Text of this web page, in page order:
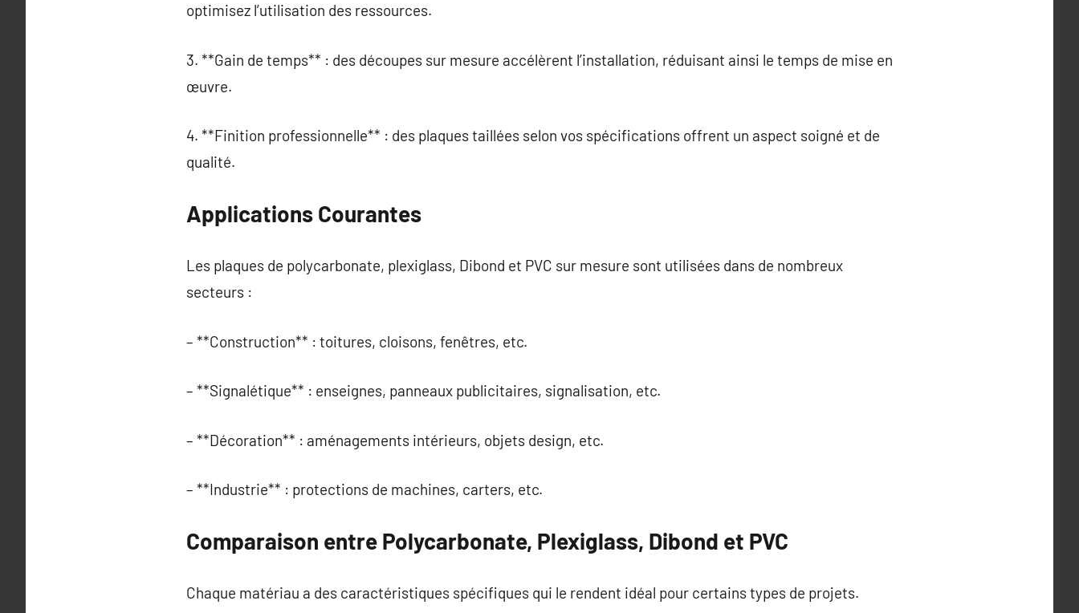
optimisez l’utilisation des ressources.
3. **Gain de temps** : des découpes sur mesure accélèrent l’installation, réduisant ainsi le temps de mise en
œuvre.
4. **Finition professionnelle** : des plaques taillées selon vos spécifications offrent un aspect soigné et de
qualité.
Applications Courantes
Les plaques de polycarbonate, plexiglass, Dibond et PVC sur mesure sont utilisées dans de nombreux
secteurs :
– **Construction** : toitures, cloisons, fenêtres, etc.
– **Signalétique** : enseignes, panneaux publicitaires, signalisation, etc.
– **Décoration** : aménagements intérieurs, objets design, etc.
– **Industrie** : protections de machines, carters, etc.
Comparaison entre Polycarbonate, Plexiglass, Dibond et PVC
Chaque matériau a des caractéristiques spécifiques qui le rendent idéal pour certains types de projets.